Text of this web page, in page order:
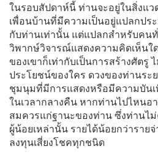
ในรอบสัปดาห์นี้ ท่านจะอยู่ในสิ่งแ
เพื่อนบ้านที่มีความเป็นอยู่แปลกปร
กับท่านเท่านั้น แต่แปลกสำหรับคนทั่
วิพากษ์วิจารณ์แสดงความคิดเห็นใ
ของเขาก็เท่ากับเป็นการสร้างศัตรู
ประโยชน์ของใคร ดวงของท่านระ
ชุมนุมที่มีการแสดงหรือมีความบันเ
ในเวลากลางคืน หากท่านไปไหนอ
สมควรแก่ฐานะของท่าน ซึ่งท่านไ
ผู้น้อยเหล่านั้น รายได้น้อยกว่ารายจ่
ลงทุนเสี่ยงโชคทุกชนิด